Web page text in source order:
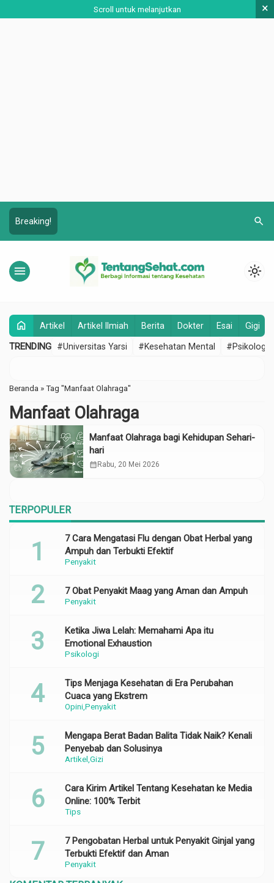
Scroll untuk melanjutkan ×
Breaking! search
menu light_mode
home Artikel Artikel Ilmiah Berita Dokter Esai Gigi
TRENDING #Universitas Yarsi #Kesehatan Mental #Psikologi
Beranda »Tag "Manfaat Olahraga"
Manfaat Olahraga
Manfaat Olahraga bagi Kehidupan Sehari-
hari
calendar_month Rabu, 20 Mei 2026
TERPOPULER
Penyakit
7 Cara Mengatasi Flu dengan Obat Herbal yang
Ampuh dan Terbukti Efektif
Penyakit
7 Obat Penyakit Maag yang Aman dan Ampuh
Psikologi
Ketika Jiwa Lelah: Memahami Apa itu
Emotional Exhaustion
OpiniPenyakit
Tips Menjaga Kesehatan di Era Perubahan
Cuaca yang Ekstrem
Artikel Gizi
Mengapa Berat Badan Balita Tidak Naik? Kenali
Penyebab dan Solusinya
Tips
Cara Kirim Artikel Tentang Kesehatan ke Media
Online: 100% Terbit
Penyakit
7 Pengobatan Herbal untuk Penyakit Ginjal yang
Terbukti Efektif dan Aman